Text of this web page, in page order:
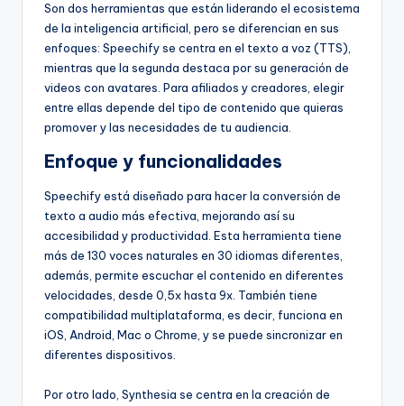
Son dos herramientas que están liderando el ecosistema
de la inteligencia artificial, pero se diferencian en sus
enfoques: Speechify se centra en el texto a voz (TTS),
mientras que la segunda destaca por su generación de
videos con avatares. Para afiliados y creadores, elegir
entre ellas depende del tipo de contenido que quieras
promover y las necesidades de tu audiencia.
Enfoque y funcionalidades
Speechify está diseñado para hacer la conversión de
texto a audio más efectiva, mejorando así su
accesibilidad y productividad. Esta herramienta tiene
más de 130 voces naturales en 30 idiomas diferentes,
además, permite escuchar el contenido en diferentes
velocidades, desde 0,5x hasta 9x. También tiene
compatibilidad multiplataforma, es decir, funciona en
iOS, Android, Mac o Chrome, y se puede sincronizar en
diferentes dispositivos.
Por otro lado, Synthesia se centra en la creación de